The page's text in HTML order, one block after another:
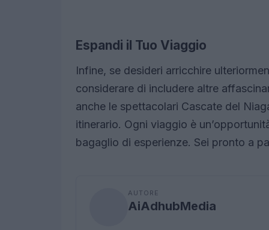
Espandi il Tuo Viaggio
Infine, se desideri arricchire
considerare di includere altre
anche le spettacolari Cascate del
itinerario. Ogni viaggio è
bagaglio di esperienze. Sei pronto a
AUTORE
AiAdhubMedia